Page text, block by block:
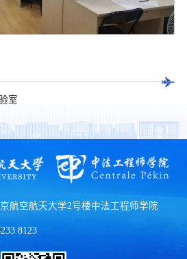
室
航空航天大学2号楼中法工程师学院
8123